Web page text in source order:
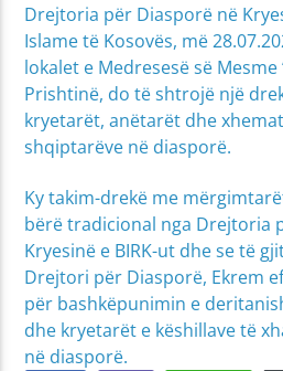
Drejtoria për Diasporë në
Islame të Kosovës, më
lokalet e Medresesë së Mesme
Prishtinë, do të shtrojë një
kryetarët, anëtarët dhe
shqiptarëve në diasporë.
Ky takim-drekë me
bërë tradicional nga Drejtoria
Kryesinë e BIRK-ut dhe se të
Drejtori për Diasporë, Ekrem
për bashkëpunimin e
dhe kryetarët e këshillave të
në diasporë.